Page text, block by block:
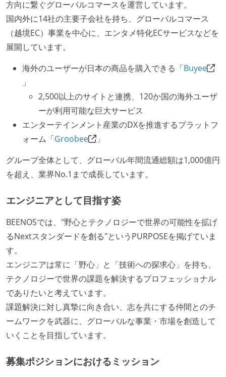
方向に繋ぐグローバルコマースを運営しています。
国内外に14社の主要子会社を持ち、グローバルコマース
（越境EC）事業を中心に、エンタメ特化ECサービスなどを
展開しています。
海外のユーザーが日本の商品を購入できる「Buyee
」
2,500以上のサイトと連携、120か国の海外ユーザ
ーが利用可能な巨大サービス
エンターテインメント産業のDXを推進するプラットフ
ォーム「Groobee
」
グループ全体として、グローバル年間流通総額は1,000億円
を超え、業界No.1まで成長しています。
エンジニアとして目指す姿
BEENOSでは、"野心とテクノロジーで世界の可能性を拡げ
るNextスタンダードを創る"というPURPOSEを掲げていま
す。
エンジニアは常に「野心」と「技術への探求心」を持ち、
テクノロジーで世界の課題を解決するプロフェッショナル
でありたいと考えています。
課題解決に対し真摯に向き合い、志を共にする仲間とのチ
ームワークを武器に、グローバルな事業・市場を創造して
いくことを目指しています。
募集ポジションにおけるミッション